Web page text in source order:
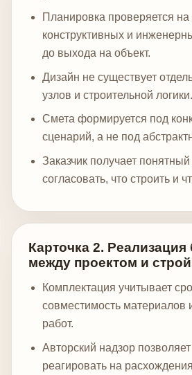
Планировка проверяется
конструктивных и
до выхода на объект.
Дизайн не существует
узлов и строительной логики.
Смета формируется под
сценарий, а не под
Заказчик получает
согласовать, что строить и
Карточка 2.
между проектом и
Комплектация учитывает
совместимость материалов
работ.
Авторский надзор
реагировать на